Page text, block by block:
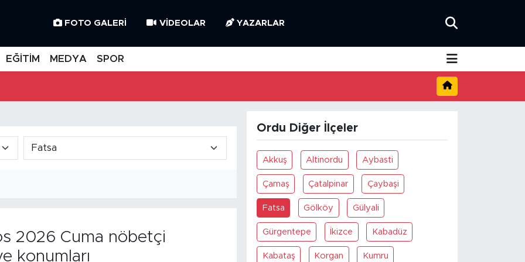
FOTO GALERI VIDEOLAR YAZARLAR
EĞİTİM MEDYA SPOR
2026 Cuma nöbetçi
konumları
Ordu Diğer İlçeler
Akkuş Altinordu Aybasti
Çamaş Çatalpinar Çaybaşi
Fatsa Gölköy Gülyali
Gürgentepe İkizce Kabadüz
Kabataş Korgan Kumru